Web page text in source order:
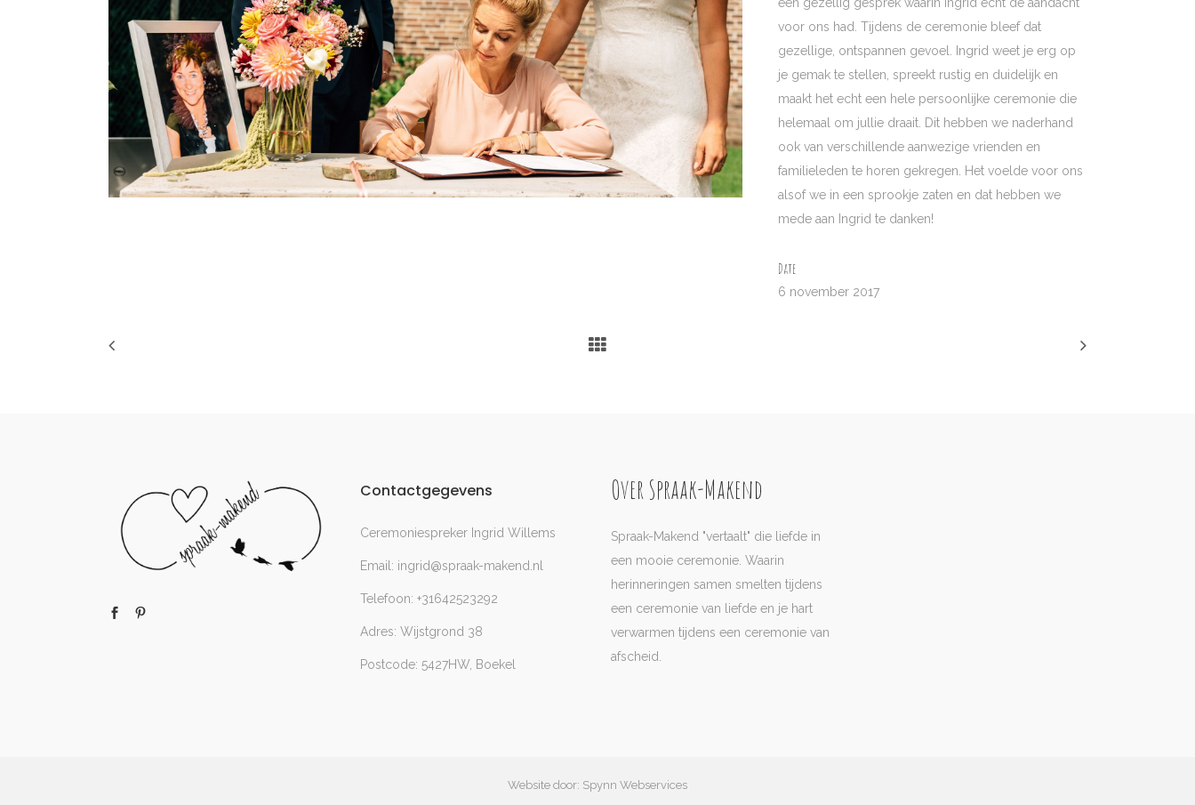
voor ons had. Tijdens de ceremonie bleef dat
gezellige, ontspannen gevoel. Ingrid weet je erg op
je gemak te stellen, spreekt rustig en duidelijk en
maakt het echt een hele persoonlijke ceremonie die
helemaal om jullie draait. Dit hebben we naderhand
ook van verschillende aanwezige vrienden en
familieleden te horen gekregen. Het voelde voor ons
alsof we in een sprookje zaten en dat hebben we
mede aan Ingrid te danken!
Date
6 november 2017
Contactgegevens
Ceremoniespreker Ingrid Willems
Email: ingrid@spraak-makend.nl
Telefoon: +31642523292
Adres: Wijstgrond 38
Postcode: 5427HW, Boekel
Over Spraak-Makend
Spraak-Makend "vertaalt" die liefde in
een mooie ceremonie. Waarin
herinneringen samen smelten tijdens
een ceremonie van liefde en je hart
verwarmen tijdens een ceremonie van
afscheid.
Website door: Spynn Webservices